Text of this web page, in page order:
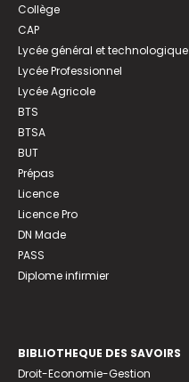
Collège
CAP
Lycée général et technologique
Lycée Professionnel
Lycée Agricole
BTS
BTSA
BUT
Prépas
Licence
Licence Pro
DN Made
PASS
Diplome infirmier
BIBLIOTHEQUE DES SAVOIRS
Droit-Economie-Gestion